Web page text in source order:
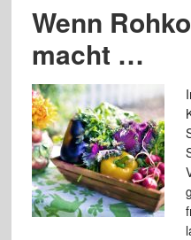
Wenn
macht …